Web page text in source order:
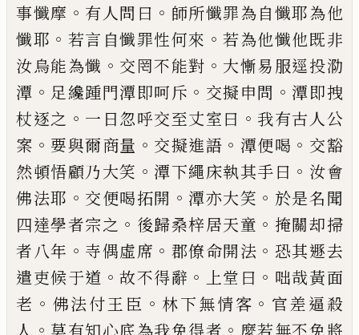
事懺摩 。 有人問曰 。 師所懺罪為自懺耶為他
懺耶 。 若言自懺罪性何來 。若為他懺他既非
汝烏能為懺 。 交罔不能對 。 大慚易服逕投泐
潭 。 足纔踵門潭即呵斥 。 交擬申問 。 潭即拽
杖逐之 。 一日忽呼交至丈室曰 。 我有古人公
案 。要與爾商量 。 交擬進語 。 潭便喝 。 交豁
然頓悟顧乃大笑 。 潭下繩床執其手曰 。 汝會
佛法耶 。 交便喝拓開 。 潭亦大笑 。 於是名聞
四達學者宗之 。 後歸桑梓居天童 。 掩關却掃
者八年 。 寺偶虛席 。 郡僚命開法 。 恐其遯去
遣吏候于道 。故不得辭 。 上堂曰 。 咄哉黃面
老 。 佛法付王臣 。 林下無情客 。 官差逼殺
人 。 莫有知心底為我免得者 。 麼若無不免將